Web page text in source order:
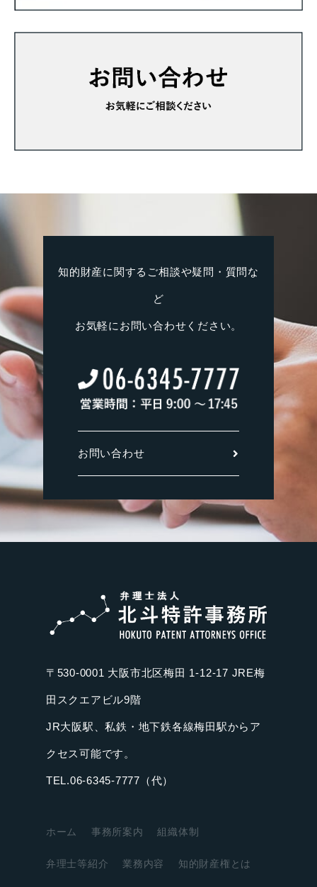
知的財産に関するご相談や疑問・質問な
ど
お気軽にお問い合わせください。
お問い合わせ
〒530-0001 大阪市北区梅田 1-12-17 JRE梅
田スクエアビル9階
JR大阪駅、私鉄・地下鉄各線梅田駅からア
クセス可能です。
TEL.06-6345-7777（代）
ホーム 事務所案内 組織体制
弁理士等紹介 業務内容 知的財産権とは